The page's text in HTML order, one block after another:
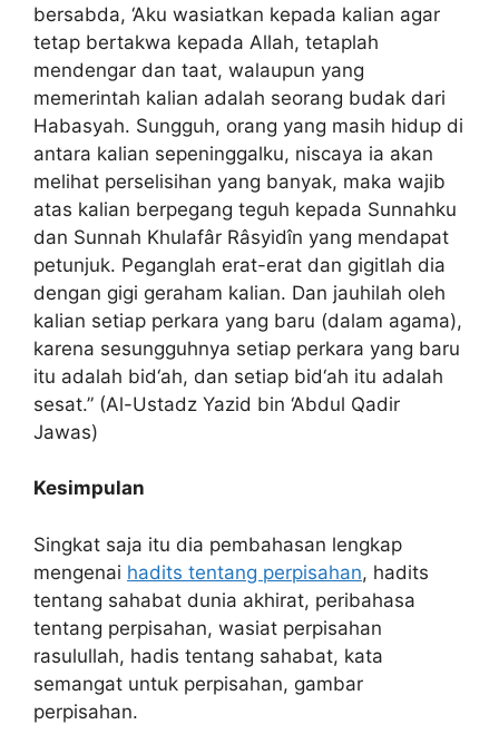
bersabda, ‘Aku wasiatkan kepada kalian agar
tetap bertakwa kepada Allah, tetaplah
mendengar dan taat, walaupun yang
memerintah kalian adalah seorang budak dari
Habasyah. Sungguh, orang yang masih hidup di
antara kalian sepeninggalku, niscaya ia akan
melihat perselisihan yang banyak, maka wajib
atas kalian berpegang teguh kepada Sunnahku
dan Sunnah Khulafâr Râsyidîn yang mendapat
petunjuk. Peganglah erat-erat dan gigitlah dia
dengan gigi geraham kalian. Dan jauhilah oleh
kalian setiap perkara yang baru (dalam agama),
karena sesungguhnya setiap perkara yang baru
itu adalah bid‘ah, dan setiap bid‘ah itu adalah
sesat.” (Al-Ustadz Yazid bin ‘Abdul Qadir
Jawas)
Kesimpulan
Singkat saja itu dia pembahasan lengkap
mengenai hadits tentang perpisahan, hadits
tentang sahabat dunia akhirat, peribahasa
tentang perpisahan, wasiat perpisahan
rasulullah, hadis tentang sahabat, kata
semangat untuk perpisahan, gambar
perpisahan.